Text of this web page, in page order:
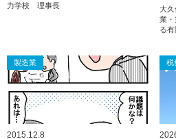
力学校 理事長
大久
業・
る
製造業
2015.12.8
税